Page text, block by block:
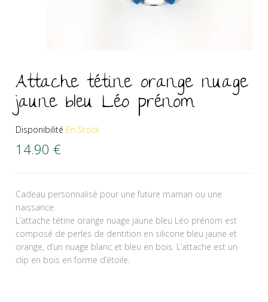
Attache tétine orange nuage
jaune bleu Léo prénom
Disponibilité En Stock
14.90 €
Cadeau personnalisé pour une future maman ou une
naissance.
L’attache tétine orange nuage jaune bleu Léo prénom est
composé de perles de dentition en silicone bleu jaune et
orange, d’un nuage blanc et bleu en bois. L’attache est un
clip en bois en forme d’étoile.